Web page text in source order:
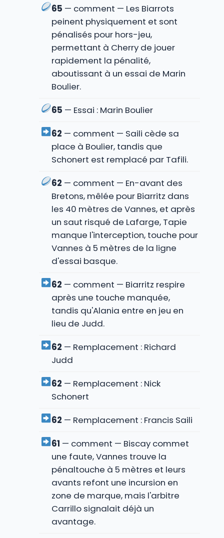
65 — comment — Les Biarrots
peinent physiquement et sont
pénalisés pour hors-jeu,
permettant à Cherry de jouer
rapidement la pénalité,
aboutissant à un essai de Marin
Boulier.
65 — Essai : Marin Boulier
62 — comment — Saili cède sa
place à Boulier, tandis que
Schonert est remplacé par Tafili.
62 — comment — En-avant des
Bretons, mêlée pour Biarritz dans
les 40 mètres de Vannes, et après
un saut risqué de Lafarge, Tapie
manque l'interception, touche pour
Vannes à 5 mètres de la ligne
d'essai basque.
62 — comment — Biarritz respire
après une touche manquée,
tandis qu'Alania entre en jeu en
lieu de Judd.
62 — Remplacement : Richard
Judd
62 — Remplacement : Nick
Schonert
62 — Remplacement : Francis Saili
61 — comment — Biscay commet
une faute, Vannes trouve la
pénaltouche à 5 mètres et leurs
avants refont une incursion en
zone de marque, mais l'arbitre
Carrillo signalait déjà un
avantage.